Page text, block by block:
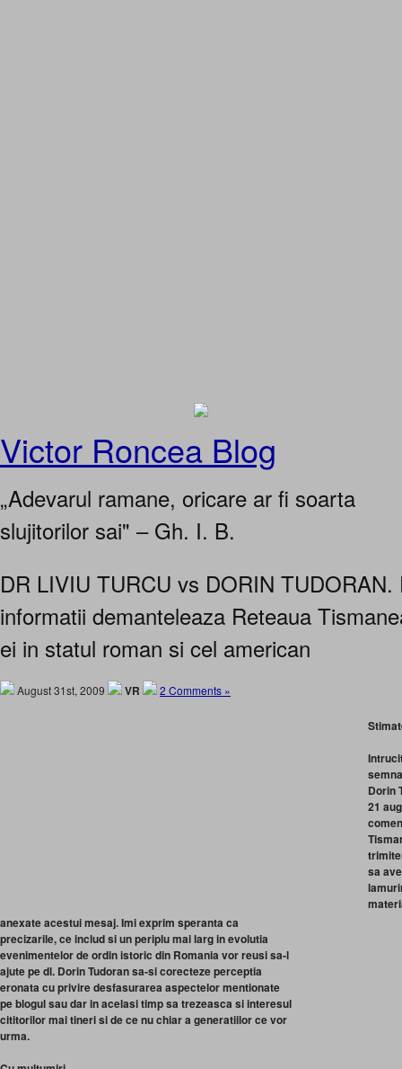
Victor Roncea Blog
„Adevarul ramane, oricare ar fi soarta
slujitorilor sai" – Gh. I. B.
DR LIVIU TURCU vs DORIN
informatii demanteleaza Reteaua
ei in statul roman si cel american
August 31st, 2009 VR 2 Comments »
Dorin
21
sa
anexate acestui mesaj. Imi exprim speranta ca
precizarile, ce includ si un periplu mai larg in evolutia
evenimentelor de ordin istoric din Romania vor reusi sa-l
ajute pe dl. Dorin Tudoran sa-si corecteze perceptia
eronata cu privire desfasurarea aspectelor mentionate
pe blogul sau dar in acelasi timp sa trezeasca si interesul
cititorilor mai tineri si de ce nu chiar a generatiilor ce vor
urma.